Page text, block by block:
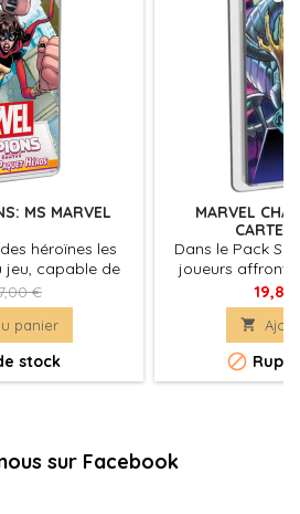
MS MARVEL
héroïnes les
jeu, capable de
rôle selon les
à être une
ses amis en
de sa
!
€
panier
stock
MARVEL
Dans le Pack
joueurs
dans trois
pouvant être
comme une
19,80


sur Facebook